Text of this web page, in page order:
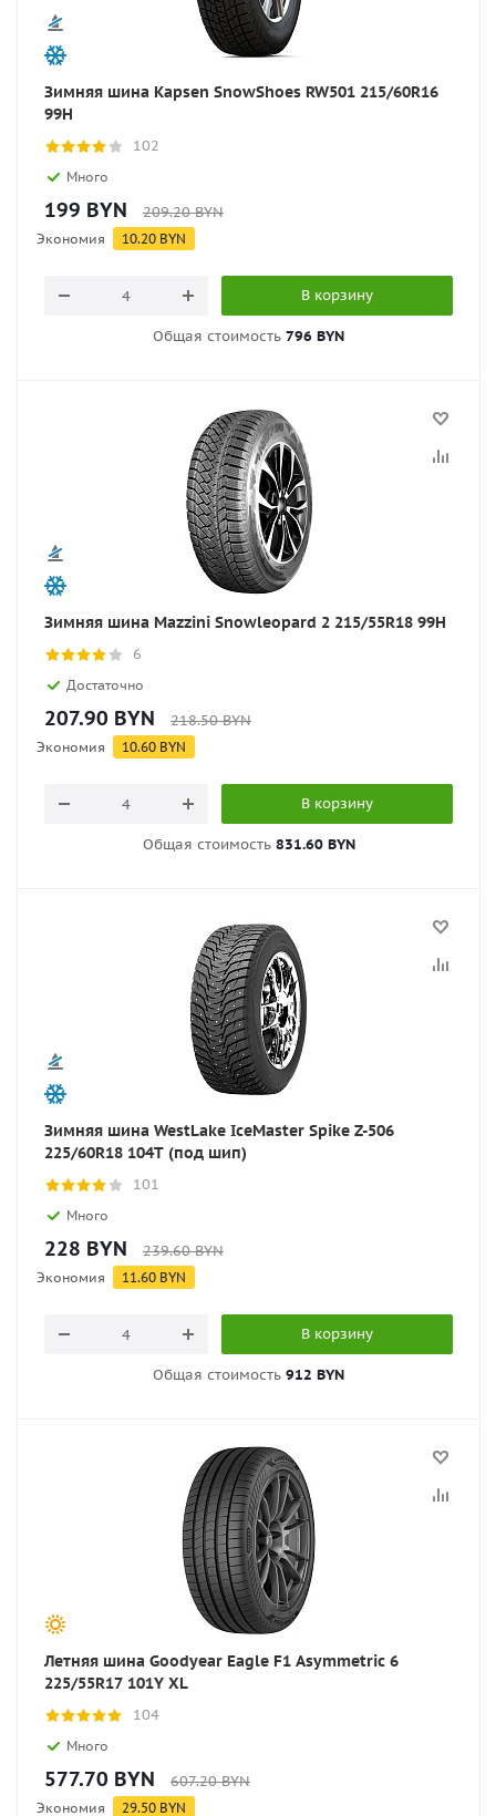
Зимняя шина Kapsen SnowShoes RW501 215/60R16
99H
102
Много
199 BYN 209.20BYN
Экономия 10.20 BYN
В корзину
Общая стоимость 796 BYN
Зимняя шина Mazzini Snowleopard 2 215/55R18 99H
6
Достаточно
207.90 BYN 218.50BYN
Экономия 10.60 BYN
В корзину
Общая стоимость 831.60 BYN
Зимняя шина WestLake IceMaster Spike Z-506
225/60R18 104T (под шип)
101
Много
228 BYN 239.60BYN
Экономия 11.60 BYN
В корзину
Общая стоимость 912 BYN
Летняя шина Goodyear Eagle F1 Asymmetric 6
225/55R17 101Y XL
104
Много
577.70 BYN 607.20BYN
Экономия 29.50 BYN